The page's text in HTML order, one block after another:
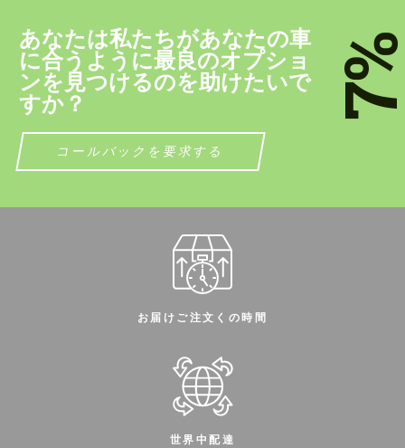
あなたは私たちがあなたの車
に合うように最良のオプショ
ンを見つけるのを助けたいで
すか？
コールバックを要求する
お届けご注文くの時間
世界中配達
most competitive offer.
ﾂづ慊つｷﾂ。
お客様の言語を話します
most competitive offer.
ﾂづ慊つｷﾂ。
お客様の言語を話します